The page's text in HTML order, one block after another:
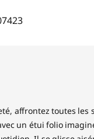
affrontez toutes les
un étui folio